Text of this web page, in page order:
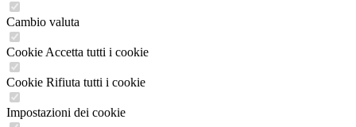
Cambio valuta
Cookie Accetta tutti i cookie
Cookie Rifiuta tutti i cookie
Impostazioni dei cookie